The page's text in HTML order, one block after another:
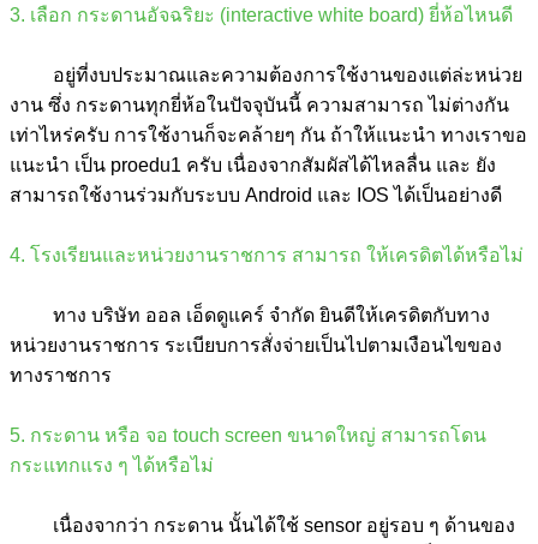
3. เลือก กระดานอัจฉริยะ (interactive white board) ยี่่ห้อไหนดี
อยู่ที่งบประมาณและความต้องการใช้งานของแต่ล่ะหน่วย
งาน ซึ่ง กระดานทุกยี่ห้อในปัจจุบันนี้ ความสามารถ ไม่ต่างกัน
เท่าไหร่ครับ การใช้งานก็จะคล้ายๆ กัน ถ้าให้แนะนำ ทางเราขอ
แนะนำ เป็น proedu1 ครับ เนื่องจากสัมผัสได้ไหลลื่น และ ยัง
สามารถใช้งานร่วมกับระบบ Android และ IOS ได้เป็นอย่างดี
4. โรงเรียนและหน่วยงานราชการ สามารถ ให้เครดิตได้หรือไม่
ทาง บริษัท ออล เอ็ดดูแคร์ จำกัด ยินดีให้เครดิตกับทาง
หน่วยงานราชการ ระเบียบการสั่งจ่ายเป็นไปตามเงือนไขของ
ทางราชการ
5. กระดาน หรือ จอ touch screen ขนาดใหญ่ สามารถโดน
กระแทกแรง ๆ ได้หรือไม่
เนื่องจากว่า กระดาน นั้นได้ใช้ sensor อยู่รอบ ๆ ด้านของ